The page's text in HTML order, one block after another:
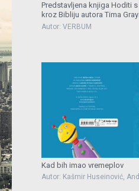
More
Predstavljena knjiga Hoditi
kroz Bibliju autora Tima
Autor: VERBUM
Kad bih imao vremeplov
Autor: Kašmir Huseinović,